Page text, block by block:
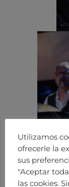
Utilizamos
ofrecerle la
sus
"Aceptar
las cookies.